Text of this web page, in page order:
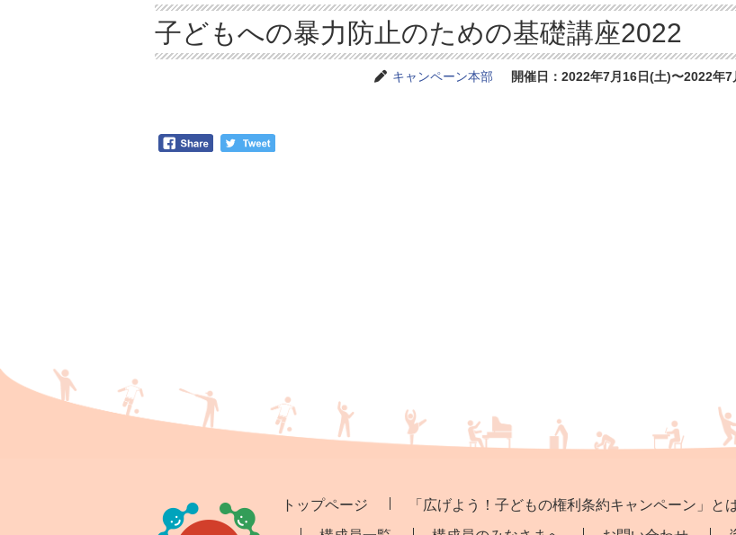
子どもへの暴力防止のための基礎講座2022
キャンペーン本部 開催日：2022年7月16日(土)〜2022年7
トップページ 「広げよう！子どもの権利条約キャンペーン」と